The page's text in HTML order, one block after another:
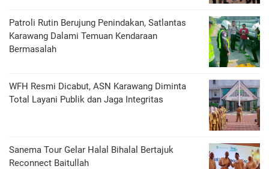
Patroli Rutin Berujung Penindakan, Satlantas
Karawang Dalami Temuan Kendaraan
Bermasalah
WFH Resmi Dicabut, ASN Karawang Diminta
Total Layani Publik dan Jaga Integritas
Sanema Tour Gelar Halal Bihalal Bertajuk
Reconnect Baitullah